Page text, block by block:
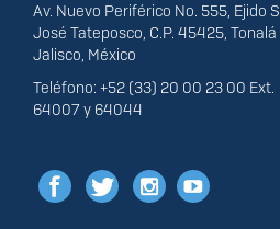
Av. Nuevo Periférico No. 555, Ejido
José Tateposco, C.P. 45425, Tonalá
Jalisco, México
Teléfono: +52 (33) 20 00 23 00 Ext.
64007 y 64044